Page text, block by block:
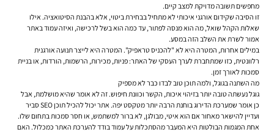
מחפשים תשובה מדויקת למצב קיים.
זו הסיבה שקידום אורגני איכותי לא מתחיל בבחירת ביטוי, אלא בהבנת הסיטואציה. אילו
שאלות הקהל שואל, מה הוא מנסה לפתור, עד כמה הוא בשל לרכישה, ואיזה עמוד באתר
אמור לשרת את השלב הזה במסע.
במילים אחרות, המטרה היא לא "להכניס טראפיק". המטרה היא לייצר תנועה אורגנית
רלוונטית, כזו שמתחברת לערך העסקי של האתר: פניות, מכירות, הרשמות, הורדות, או בניית
סמכות לאורך זמן.
מה השתנה בגוגל, ולמה תוכן טוב לבדו כבר לא מספיק
גוגל נעשתה טובה יותר בזיהוי איכות, הקשר וכוונת חיפוש. זה לא אומר שהיא מושלמת, אבל
כן אומר שמערכת הדירוג בוחנת הרבה יותר מטקסט יפה. אתר יכול להכיל תוכן SEO סביר
ועדיין להישאר מאחור אם הוא איטי, מבולגן, לא ברור למשתמש, או חסר סמכות בתחום שלו.
אחת המגמות הבולטות היא המעבר מהסתכלות על עמוד בודד להערכת האתר כמכלול. האם